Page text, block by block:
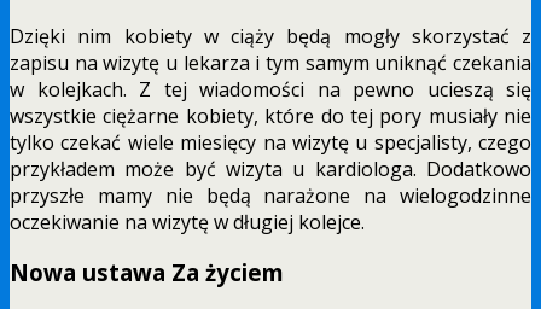
Dzięki nim kobiety w ciąży będą mogły skorzystać z
zapisu na wizytę u lekarza i tym samym uniknąć czekania
w kolejkach. Z tej wiadomości na pewno ucieszą się
wszystkie ciężarne kobiety, które do tej pory musiały nie
tylko czekać wiele miesięcy na wizytę u specjalisty, czego
przykładem może być wizyta u kardiologa. Dodatkowo
przyszłe mamy nie będą narażone na wielogodzinne
oczekiwanie na wizytę w długiej kolejce.
Nowa ustawa Za życiem